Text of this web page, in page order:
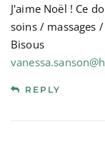
J'aime Noël ! Ce
soins / massages
Bisous
REPLY